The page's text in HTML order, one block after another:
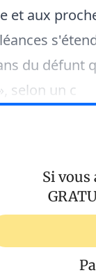
et aux
du défunt
selon un c
Si vous